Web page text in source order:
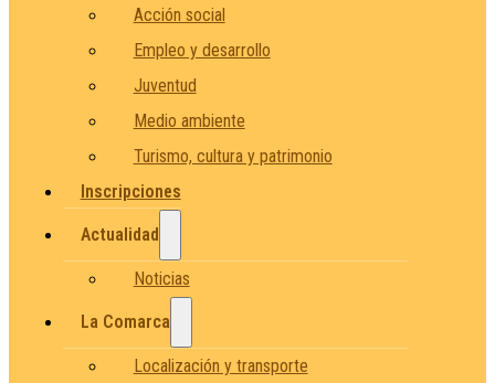
Acción social
Empleo y desarrollo
Juventud
Medio ambiente
Turismo, cultura y patrimonio
Inscripciones
Actualidad
Noticias
La Comarca
Localización y transporte